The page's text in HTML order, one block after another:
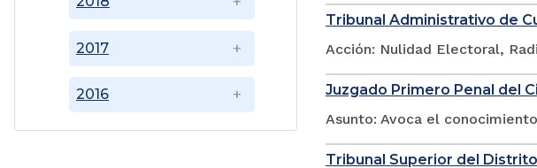
2016
2017
Tribunal Administrativo de
Acción: Nulidad Electoral,
Juzgado Primero Penal del
Asunto: Avoca el
Tribunal Superior del